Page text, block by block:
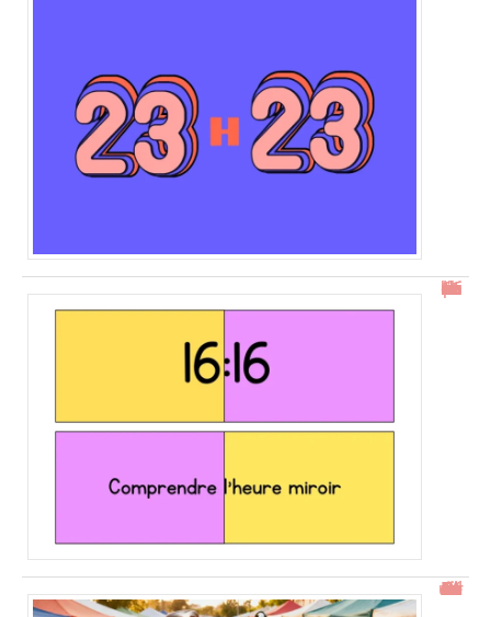
16h16 : comprendre l’heure miroir
Gtrouve : Les Meilleures Annonces Gratuites à Découvrir